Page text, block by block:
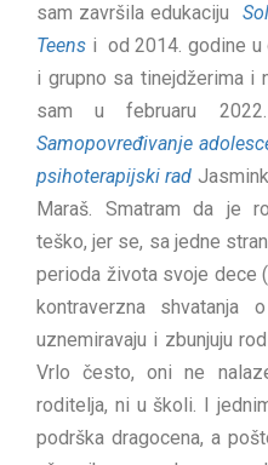
sam završila edukaciju
Teens i od 2014. godine u
i grupno sa tinejdžerima i
sam u februaru
Samopovređivanje
psihoterapijski rad
Maraš. Smatram da je
teško, jer se, sa jedne
perioda života svoje dece
kontraverzna shvatanja
uznemiravaju i zbunjuju
Vrlo često, oni ne
roditelja, ni u školi. I
podrška dragocena, a